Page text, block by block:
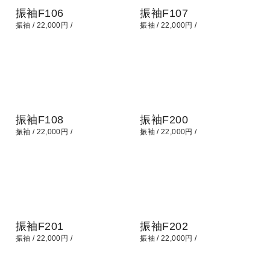
振袖F106
振袖 22,000円
振袖F107
振袖 22,000円
振袖F108
振袖 22,000円
振袖F200
振袖 22,000円
振袖F201
振袖 22,000円
振袖F202
振袖 22,000円